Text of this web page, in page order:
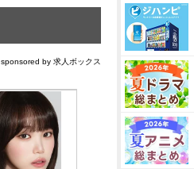
sponsored by 求人ボックス